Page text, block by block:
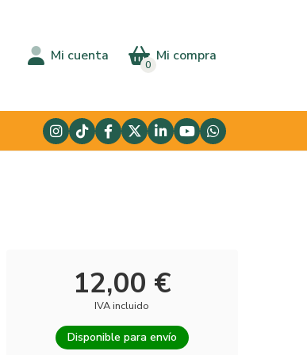
Mi cuenta Mi compra
0
12,00 €
IVA incluido
Disponible para envío